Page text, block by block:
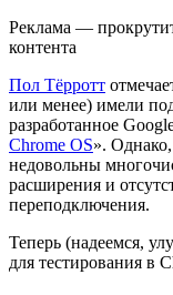
Реклама —
контента
Пол Тёрротт
или менее) имели
разработанное
Chrome OS».
недовольны
расширения и
переподключения.
Теперь (надеемся,
для тестирования в